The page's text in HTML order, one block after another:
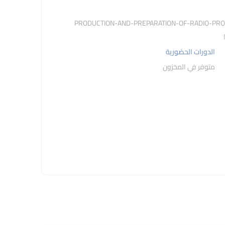
48028-1-PRODUCTION-AND-PREPARATION-OF-RADIO-
الدورات الحضورية
متوفر في المخزون